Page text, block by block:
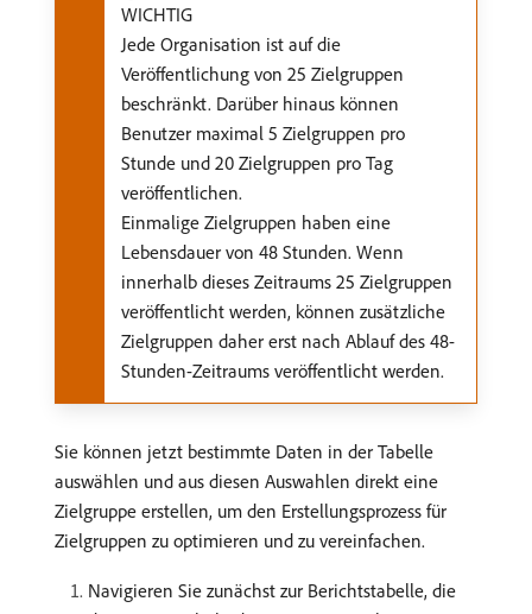
WICHTIG
Jede Organisation ist auf die
Veröffentlichung von 25 Zielgruppen
beschränkt. Darüber hinaus können
Benutzer maximal 5 Zielgruppen pro
Stunde und 20 Zielgruppen pro Tag
veröffentlichen.
Einmalige Zielgruppen haben eine
Lebensdauer von 48 Stunden. Wenn
innerhalb dieses Zeitraums 25 Zielgruppen
veröffentlicht werden, können zusätzliche
Zielgruppen daher erst nach Ablauf des 48-
Stunden-Zeitraums veröffentlicht werden.
Sie können jetzt bestimmte Daten in der Tabelle
auswählen und aus diesen Auswahlen direkt eine
Zielgruppe erstellen, um den Erstellungsprozess für
Zielgruppen zu optimieren und zu vereinfachen.
Navigieren Sie zunächst zur Berichtstabelle, die